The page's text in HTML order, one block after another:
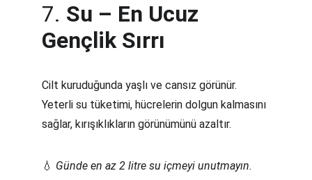
7. Su – En Ucuz
Gençlik Sırrı
Cilt kuruduğunda yaşlı ve cansız görünür.
Yeterli su tüketimi, hücrelerin dolgun kalmasını
sağlar, kırışıklıkların görünümünü azaltır.
💧 Günde en az 2 litre su içmeyi unutmayın.